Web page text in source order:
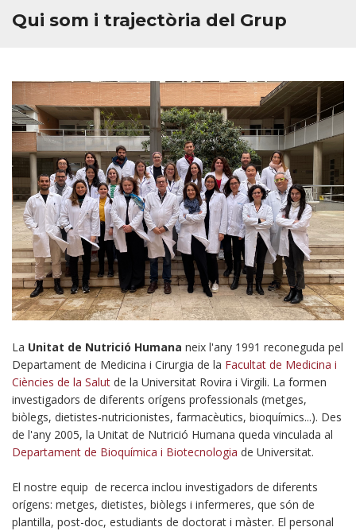
Qui som i trajectòria del Grup
La Unitat de Nutrició Humana neix l'any 1991 reconeguda pel
Departament de Medicina i Cirurgia de la Facultat de Medicina i
Ciències de la Salut de la Universitat Rovira i Virgili. La formen
investigadors de diferents orígens professionals (metges,
biòlegs, dietistes-nutricionistes, farmacèutics, bioquímics...). Des
de l'any 2005, la Unitat de Nutrició Humana queda vinculada al
Departament de Bioquímica i Biotecnologia de Universitat.
El nostre equip de recerca inclou investigadors de diferents
orígens: metges, dietistes, biòlegs i infermeres, que són de
plantilla, post-doc, estudiants de doctorat i màster. El personal